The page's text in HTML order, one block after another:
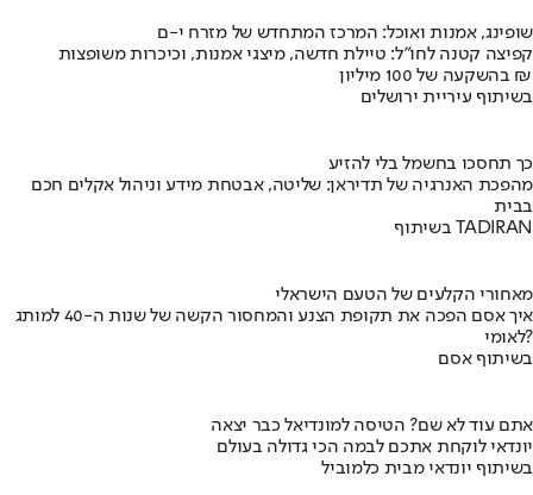
שופינג, אמנות ואוכל: המרכז המתחדש של מזרח י-ם
קפיצה קטנה לחו"ל: טיילת חדשה, מיצגי אמנות, וכיכרות משופצות
בהשקעה של 100 מיליון ₪
בשיתוף עיריית ירושלים
כך תחסכו בחשמל בלי להזיע
מהפכת האנרגיה של תדיראן: שליטה, אבטחת מידע וניהול אקלים חכם
בבית
בשיתוף TADIRAN
מאחורי הקלעים של הטעם הישראלי
איך אסם הפכה את תקופת הצנע והמחסור הקשה של שנות ה-40 למותג
לאומי?
בשיתוף אסם
אתם עוד לא שם? הטיסה למונדיאל כבר יצאה
יונדאי לוקחת אתכם לבמה הכי גדולה בעולם
בשיתוף יונדאי מבית כלמוביל